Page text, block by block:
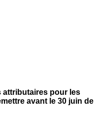
attributaires pour les
avant le 30 juin de